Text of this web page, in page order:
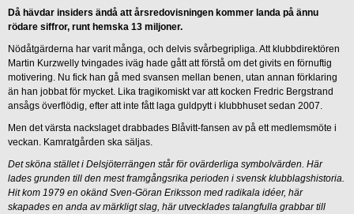
Då hävdar insiders ändå att årsredovisningen kommer landa på ännu
rödare siffror, runt hemska 13 miljoner.
Nödåtgärderna har varit många, och delvis svårbegripliga. Att klubbdirektören
Martin Kurzwelly tvingades iväg hade gått att förstå om det givits en förnuftig
motivering. Nu fick han gå med svansen mellan benen, utan annan förklaring
än han jobbat för mycket. Lika tragikomiskt var att kocken Fredric Bergstrand
ansågs överflödig, efter att inte fått laga guldpytt i klubbhuset sedan 2007.
Men det värsta nackslaget drabbades Blåvitt-fansen av på ett medlemsmöte i
veckan. Kamratgården ska säljas.
Det sköna stället i Delsjöterrängen står för ovärderliga symbolvärden. Här
lades grunden till den mest framgångsrika perioden i svensk klubblagshistoria.
Hit kom 1979 en okänd Sven-Göran Eriksson med radikala idéer, här
skapades en anda av märkligt slag, här utvecklades talangfulla grabbar till